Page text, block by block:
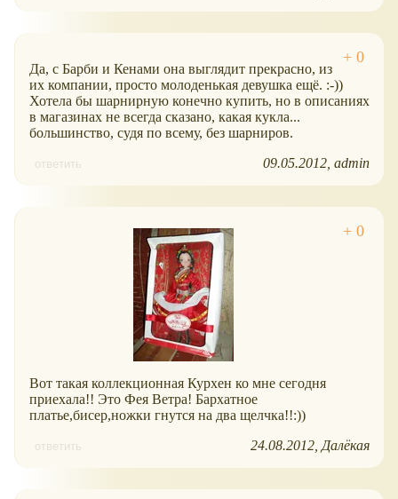
Да, с Барби и Кенами она выглядит прекрасно, из
их компании, просто молоденькая девушка ещё. :-))
Хотела бы шарнирную конечно купить, но в описаниях
в магазинах не всегда сказано, какая кукла...
большинство, судя по всему, без шарниров.
ответить 09.05.2012 admin
Вот такая коллекционная Курхен ко мне сегодня
приехала!! Это Фея Ветра! Бархатное
платье,бисер,ножки гнутся на два щелчка!!:))
ответить 24.08.2012 Далёкая